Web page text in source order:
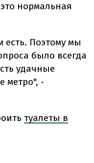
нормальная
есть. Поэтому мы
было всегда
удачные
метро", -
туалеты в